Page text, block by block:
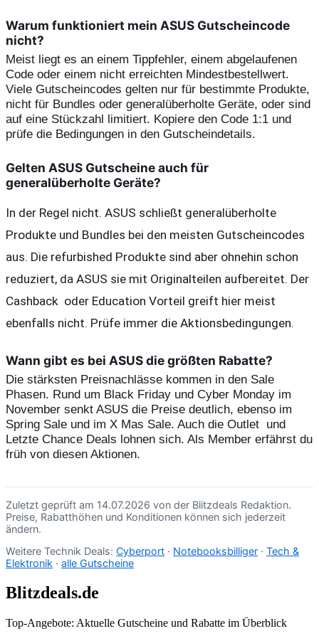
Warum funktioniert mein ASUS Gutscheincode
nicht?
Meist liegt es an einem Tippfehler, einem abgelaufenen
Code oder einem nicht erreichten Mindestbestellwert.
Viele Gutscheincodes gelten nur für bestimmte Produkte,
nicht für Bundles oder generalüberholte Geräte, oder sind
auf eine Stückzahl limitiert. Kopiere den Code 1:1 und
prüfe die Bedingungen in den Gutscheindetails.
Gelten ASUS Gutscheine auch für
generalüberholte Geräte?
In der Regel nicht. ASUS schließt generalüberholte
Produkte und Bundles bei den meisten Gutscheincodes
aus. Die refurbished Produkte sind aber ohnehin schon
reduziert, da ASUS sie mit Originalteilen aufbereitet. Der
Cashback  oder Education Vorteil greift hier meist
ebenfalls nicht. Prüfe immer die Aktionsbedingungen.
Wann gibt es bei ASUS die größten Rabatte?
Die stärksten Preisnachlässe kommen in den Sale
Phasen. Rund um Black Friday und Cyber Monday im
November senkt ASUS die Preise deutlich, ebenso im
Spring Sale und im X Mas Sale. Auch die Outlet  und
Letzte Chance Deals lohnen sich. Als Member erfährst du
früh von diesen Aktionen.
Zuletzt geprüft am 14.07.2026 von der Blitzdeals Redaktion.
Preise, Rabatthöhen und Konditionen können sich jederzeit
ändern.
Weitere Technik Deals: Cyberport · Notebooksbilliger · Tech &
Elektronik · alle Gutscheine
Blitzdeals.de
Top-Angebote: Aktuelle Gutscheine und Rabatte im Überblick